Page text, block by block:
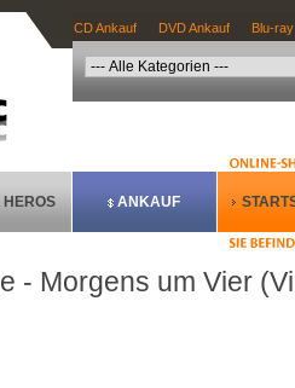
CD Ankauf DVD Ankauf Blu-
HEROS ANKAUF
- Morgens um Vier